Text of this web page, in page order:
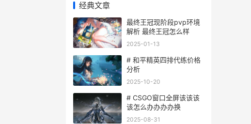
经典文章
最终王冠现阶段pvp环境
解析 最终王冠怎么样
2025-01-13
# 和平精英四排代练价格
分析
2025-10-20
# CSGO窗口全屏该该该
该怎么办办办办换
2025-08-31